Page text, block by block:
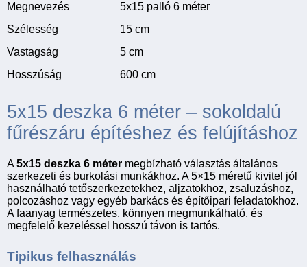
Megnevezés
5x15 palló 6 méter
Szélesség
15 cm
Vastagság
5 cm
Hosszúság
600 cm
5x15 deszka 6 méter – sokoldalú
fűrészáru építéshez és felújításhoz
A5x15 deszka 6 méter megbízható választás általános
szerkezeti és burkolási munkákhoz. A 5×15 méretű kivitel jól
használható tetőszerkezetekhez, aljzatokhoz, zsaluzáshoz,
polcozáshoz vagy egyéb barkács és építőipari feladatokhoz.
A faanyag természetes, könnyen megmunkálható, és
megfelelő kezeléssel hosszú távon is tartós.
Tipikus felhasználás